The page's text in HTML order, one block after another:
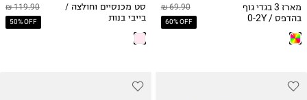
69.90 ₪
60% OFF
מארז 3 בגדי גוף
בהדפס / 0-2Y
119.90 ₪
50% OFF
סט מכנסיים וחולצה /
בייבי בנות